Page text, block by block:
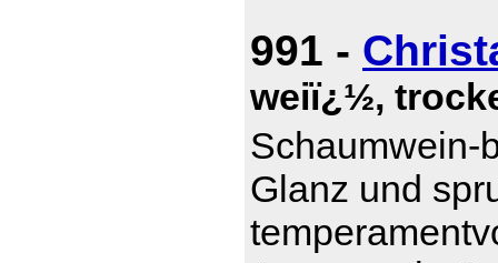
991 -
weiï¿½,
Schaumwein-
Glanz und